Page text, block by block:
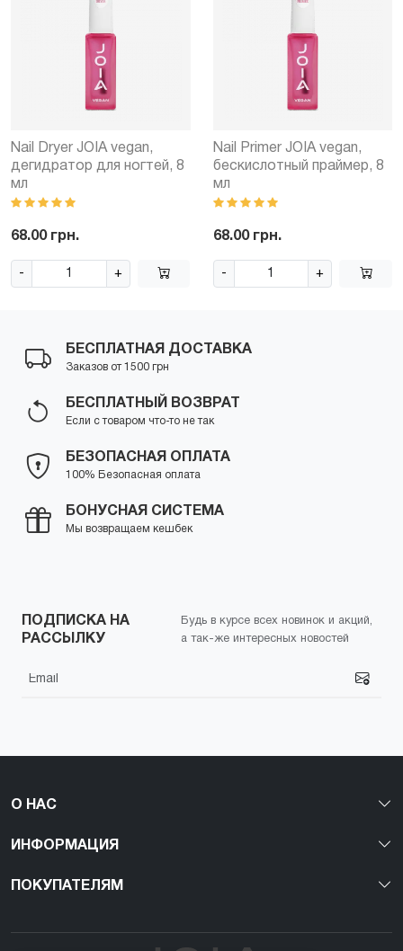
Nail Dryer JOIA vegan,
дегидратор для ногтей, 8
мл
68.00 грн.
- +
Nail Primer JOIA vegan,
бескислотный праймер, 8
мл
68.00 грн.
- +
БЕСПЛАТНАЯ ДОСТАВКА
Заказов от 1500 грн
БЕСПЛАТНЫЙ ВОЗВРАТ
Если с товаром что-то не так
БЕЗОПАСНАЯ ОПЛАТА
100% Безопасная оплата
БОНУСНАЯ СИСТЕМА
Мы возвращаем кешбек
ПОДПИСКА НА
РАССЫЛКУ
Будь в курсе всех новинок и акций,
а так-же интересных новостей
О НАС
ИНФОРМАЦИЯ
ПОКУПАТЕЛЯМ